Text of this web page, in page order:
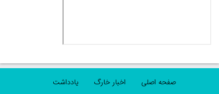
صفحه اصلی اخبار خارگ یادداشت